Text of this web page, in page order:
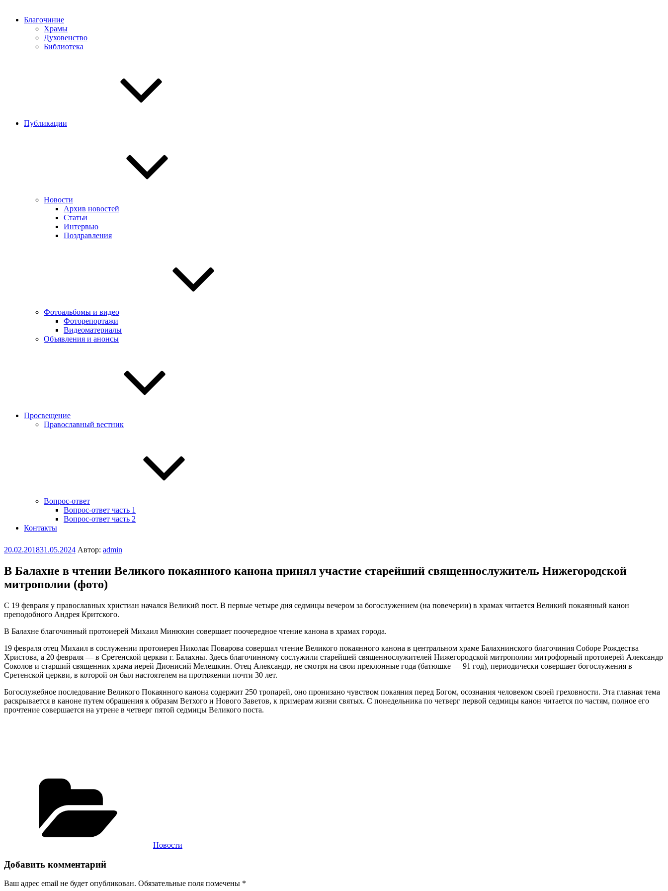
Благочиние
Храмы
Духовенство
Библиотека
Публикации
Новости
Архив новостей
Статьи
Интервью
Поздравления
Фотоальбомы и видео
Фоторепортажи
Видеоматериалы
Объявления и анонсы
Просвещение
Православный вестник
Вопрос-ответ
Вопрос-ответ часть 1
Вопрос-ответ часть 2
Контакты
Опубликовано
20.02.201831.05.2024 Автор: admin
В Балахне в чтении Великого покаянного канона принял участие старейший священнослужитель Нижегородской
митрополии (фото)
С 19 февраля у православных христиан начался Великий пост. В первые четыре дня седмицы вечером за богослужением (на повечерии) в храмах читается Великий покаянный канон
преподобного Андрея Критского.
В Балахне благочинный протоиерей Михаил Минюхин совершает поочередное чтение канона в храмах города.
19 февраля отец Михаил в сослужении протоиерея Николая Поварова совершал чтение Великого покаянного канона в центральном храме Балахнинского благочиния Соборе Рождества
Христова, а 20 февраля — в Сретенской церкви г. Балахны. Здесь благочинному сослужили старейшей священнослужителей Нижегородской митрополии митрофорный протоиерей Александр
Соколов и старший священник храма иерей Дионисий Мелешкин. Отец Александр, не смотря на свои преклонные года (батюшке — 91 год), периодически совершает богослужения в
Сретенской церкви, в которой он был настоятелем на протяжении почти 30 лет.
Богослужебное последование Великого Покаянного канона содержит 250 тропарей, оно пронизано чувством покаяния перед Богом, осознания человеком своей греховности. Эта главная тема
раскрывается в каноне путем обращения к образам Ветхого и Нового Заветов, к примерам жизни святых. С понедельника по четверг первой седмицы канон читается по частям, полное его
прочтение совершается на утрене в четверг пятой седмицы Великого поста.
Новости
Добавить комментарий
Ваш адрес email не будет опубликован. Обязательные поля помечены *